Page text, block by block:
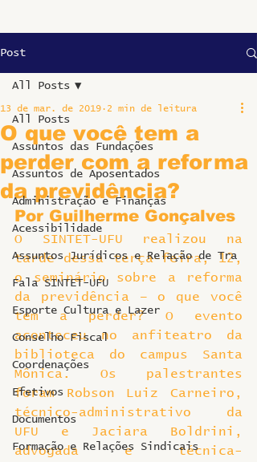
Post
All Posts
Assuntos das Fundações
Assuntos de Aposentados
Administração e Finanças
Acessibilidade
Assuntos Jurídicos e Relação de Tra
Fala SINTET-UFU
Esporte Cultura e Lazer
Conselho Fiscal
Coordenações
Efetivos
Documentos
Formação e Relações Sindicais
All Posts
O que você tem a
perder com a reforma
da previdência?
13 de mar. de 2019 2 min de leitura
Por Guilherme Gonçalves
O SINTET-UFU realizou na
tarde dessa terça-feira, 12,
o seminário sobre a reforma
da previdência – o que você
tem a perder? O evento
aconteceu no anfiteatro da
biblioteca do campus Santa
Mônica. Os palestrantes
foram Robson Luiz Carneiro,
técnico-administrativo da
UFU e Jaciara Boldrini,
advogada e técnica-